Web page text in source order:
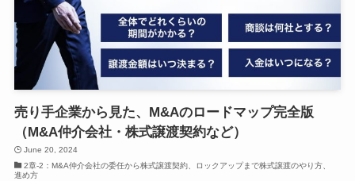
売り手企業から見た、M&Aのロードマップ完全版
（M&A仲介会社・株式譲渡契約など）
June 20, 2024
2章-2：M&A仲介会社の委任から株式譲渡契約、ロックアップまで株式譲渡のやり方、
進め方